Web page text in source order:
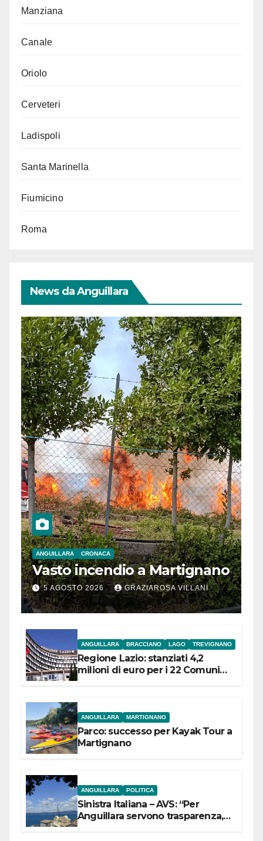
Manziana
Canale
Oriolo
Cerveteri
Ladispoli
Santa Marinella
Fiumicino
Roma
News da Anguillara
ANGUILLARA CRONACA
Vasto incendio a Martignano
5 AGOSTO 2026 GRAZIAROSA VILLANI
ANGUILLARA BRACCIANO LAGO TREVIGNANO
Regione Lazio: stanziati 4,2
milioni di euro per i 22 Comuni
ANGUILLARA MARTIGNANO
Parco: successo per Kayak Tour a
Martignano
ANGUILLARA POLITICA
Sinistra Italiana – AVS: “Per
Anguillara servono trasparenza,